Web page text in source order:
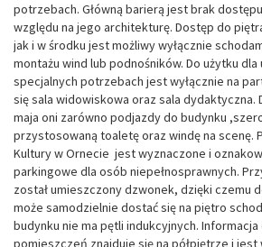
potrzebach. Główną barierą jest brak
względu na jego architekturę. Dostęp do
jak i w środku jest możliwy wyłącznie
montażu wind lub podnośników. Do użytku
specjalnych potrzebach jest wyłącznie na
się sala widowiskowa oraz sala dydaktyczna.
maja oni zarówno podjazdy do budynku
przystosowaną toaletę oraz windę na scenę.
Kultury w Ornecie jest wyznaczone i
parkingowe dla osób niepełnosprawnych.
został umieszczony dzwonek, dzięki czemu
może samodzielnie dostać się na piętro
budynku nie ma pętli indukcyjnych.
pomieszczeń znajduje się na półpiętrze i jest